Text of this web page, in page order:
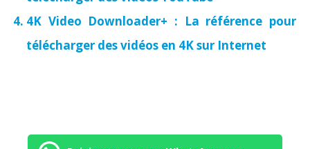
4K Video Downloader+ : La référence pour
télécharger des vidéos en 4K sur Internet